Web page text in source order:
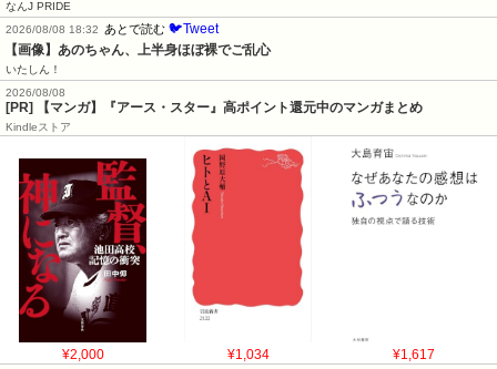
なんJ PRIDE
2026/08/08 18:32
あとで読む 🐦Tweet
【画像】あのちゃん、上半身ほぼ裸でご乱心
いたしん！
2026/08/08
[PR] 【マンガ】『アース・スター』高ポイント還元中のマンガまとめ
Kindleストア
¥2,000 ¥1,034 ¥1,617